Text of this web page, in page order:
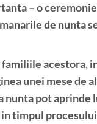
– o
de nunta
acestora,
unei mese de
nunta pot
timpul